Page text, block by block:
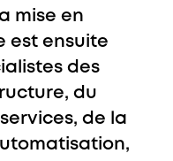
mise en
est ensuite
des
du
de la